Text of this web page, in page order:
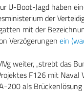
U-Boot-Jagd haben
der
mit der
Verzögerungen ein
weiter, „strebt das
F126 mit Naval
200 als Brückenlösung